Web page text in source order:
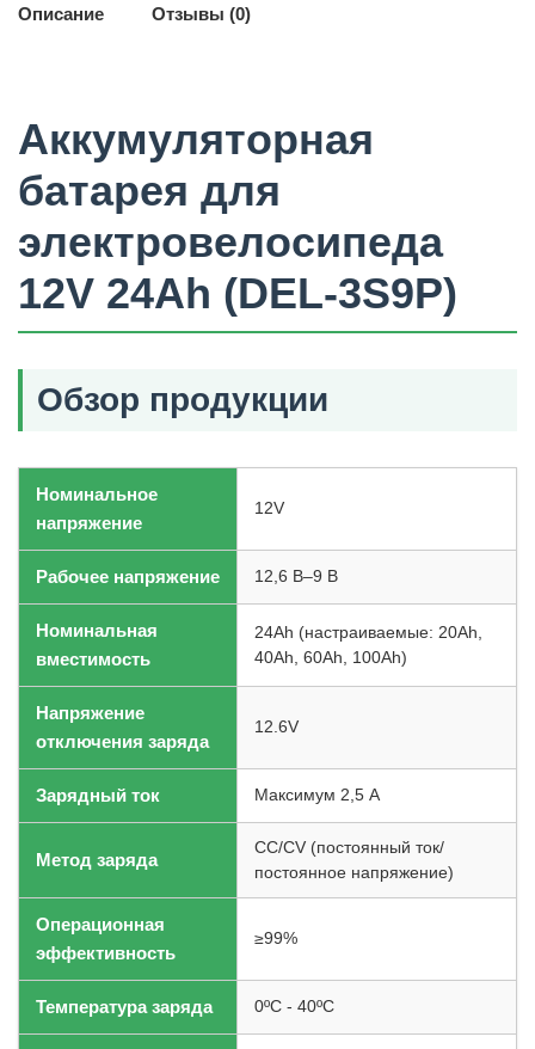
Описание Отзывы (0)
Аккумуляторная
батарея для
электровелосипеда
12V 24Ah (DEL-3S9P)
Обзор продукции
Номинальное
напряжение
12V
Рабочее напряжение 12,6 В–9 В
Номинальная
вместимость
24Ah (настраиваемые: 20Ah,
40Ah, 60Ah, 100Ah)
Напряжение
отключения заряда
12.6V
Зарядный ток Максимум 2,5 А
Метод заряда
CC/CV (постоянный ток/
постоянное напряжение)
Операционная
эффективность
≥99%
Температура заряда 0ºC - 40ºC